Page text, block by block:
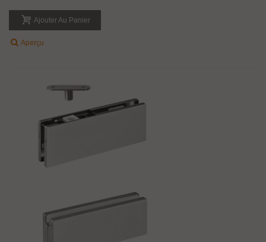
Ajouter Au Panier
Aperçu